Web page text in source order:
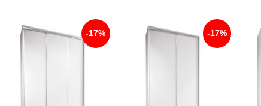
-17% -17%